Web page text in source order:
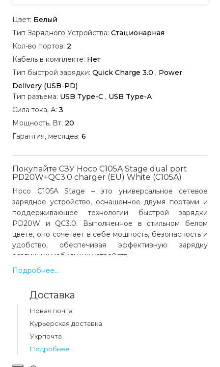
Цвет: Белый
Тип Зарядного Устройства: Стационарная
Кол-во портов: 2
Кабель в комплекте: Нет
Тип быстрой зарядки: Quick Charge 3.0 , Power
Delivery (USB-PD)
Тип разъёма: USB Type-C , USB Type-A
Сила тока, А: 3
Мощность, Вт: 20
Гарантия, месяцев: 6
Покупайте СЗУ Hoco C105A Stage dual port
PD20W+QC3.0 charger (EU) White (C105A)
Hoco C105A Stage – это универсальное сетевое
зарядное устройство, оснащенное двумя портами и
поддерживающее технологии быстрой зарядки
PD20W и QC3.0. Выполненное в стильном белом
цвете, оно сочетает в себе мощность, безопасность и
удобство, обеспечивая эффективную зарядку
различных мобильных устройств.
Благодаря поддержке Power Delivery (PD) 20W,
iPhone, iPad и других совместимых гаджетов через
порт Type-C. Quick Charge (QC) 3.0, реализованный в
смартфоны на Android, беспроводные наушники,
планшеты и другие устройства, поддерживающие
данный стандарт.
Подробнее...
Доставка
Новая почта
Курьерская доставка
Укрпочта
Подробнее...